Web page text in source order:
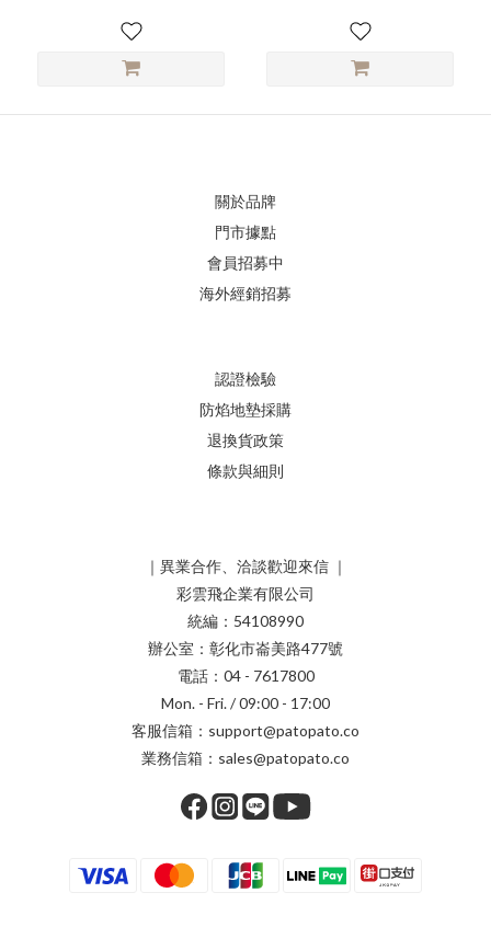
關於品牌
門市據點
會員招募中
海外經銷招募
認證檢驗
防焰地墊採購
退換貨政策
條款與細則
｜異業合作、洽談歡迎來信 ｜
彩雲飛企業有限公司
統編：54108990
辦公室：彰化市崙美路477號
電話：04 - 7617800
Mon. - Fri. / 09:00 - 17:00
客服信箱：support@patopato.co
業務信箱：sales@patopato.co